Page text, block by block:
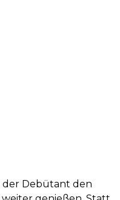
Debütant den